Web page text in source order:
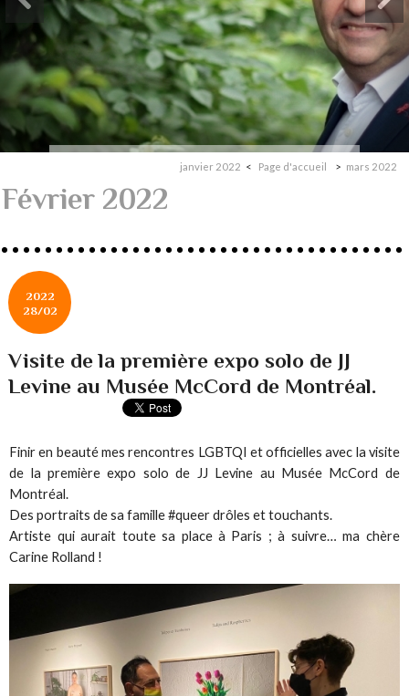
janvier 2022 Page d'accueil mars 2022
Février 2022
2022
28/02
Visite de la première expo solo de JJ
Levine au Musée McCord de Montréal.
Finir en beauté mes rencontres LGBTQI et officielles avec la visite
de la première expo solo de JJ Levine au Musée McCord de
Montréal.
Des portraits de sa famille #queer drôles et touchants.
Artiste qui aurait toute sa place à Paris ; à suivre… ma chère
Carine Rolland !